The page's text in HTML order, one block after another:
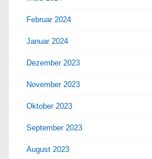
Februar 2024
Januar 2024
Dezember 2023
November 2023
Oktober 2023
September 2023
August 2023